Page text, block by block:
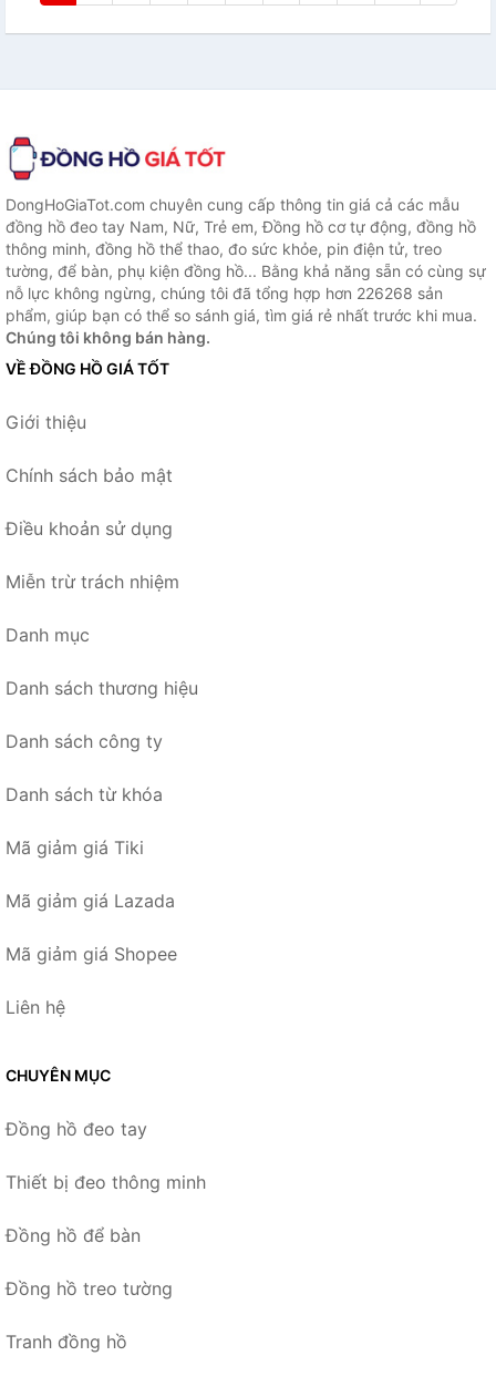
DongHoGiaTot.com chuyên cung cấp thông tin giá cả các mẫu
đồng hồ đeo tay Nam, Nữ, Trẻ em, Đồng hồ cơ tự động, đồng hồ
thông minh, đồng hồ thể thao, đo sức khỏe, pin điện tử, treo
tường, để bàn, phụ kiện đồng hồ... Bằng khả năng sẵn có cùng sự
nỗ lực không ngừng, chúng tôi đã tổng hợp hơn 226268 sản
phẩm, giúp bạn có thể so sánh giá, tìm giá rẻ nhất trước khi mua.
Chúng tôi không bán hàng.
VỀ ĐỒNG HỒ GIÁ TỐT
Giới thiệu
Chính sách bảo mật
Điều khoản sử dụng
Miễn trừ trách nhiệm
Danh mục
Danh sách thương hiệu
Danh sách công ty
Danh sách từ khóa
Mã giảm giá Tiki
Mã giảm giá Lazada
Mã giảm giá Shopee
Liên hệ
CHUYÊN MỤC
Đồng hồ đeo tay
Thiết bị đeo thông minh
Đồng hồ để bàn
Đồng hồ treo tường
Tranh đồng hồ